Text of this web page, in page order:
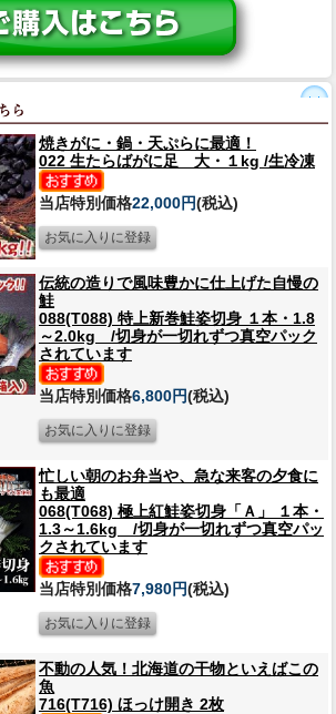
焼きがに・鍋・天ぷらに最適！
022 生たらばがに足 大・１kg /生冷凍
当店特別価格22,000円(税込)
伝統の造りで風味豊かに仕上げた自慢の
鮭
088(T088) 特上新巻鮭姿切身 １本・1.8
～2.0kg /切身が一切れずつ真空パック
されています
当店特別価格6,800円(税込)
忙しい朝のお弁当や、急な来客の夕食に
も最適
068(T068) 極上紅鮭姿切身「Ａ」 １本・
1.3～1.6kg /切身が一切れずつ真空パッ
クされています
当店特別価格7,980円(税込)
不動の人気！北海道の干物といえばこの
魚
716(T716) ほっけ開き 2枚